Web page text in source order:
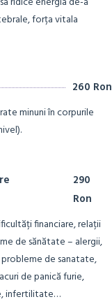
forța vitala
260 Ron
minuni în corpurile
290
Ron
financiare, relații
de sănătate – alergii,
de sanatate,
de panică furie,
infertilitate…